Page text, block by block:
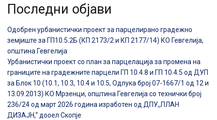
Последни објави
Одобрен урбанистички проект за парцелирано градежно
земјиште за ГП10.5.2Б (КП 2173/2 и КП 2177/14) КО Гевгелија,
општина Гевгелија
Урбанистички проект со план за парцелација за промена на
границите на градежните парцели ГП 10.4.8 и ГП 10.4.5 од ДУП
за Блок 10 (10.1, 10.3, 10.4 и 10.5, Одлука број 07-1667/1 од 12 и
13.09.2013) КО Мрзенци, општина Гевгелија со технички број
236/24 од март 2026 година изработен од ДПУ,,ПЛАН
ДИЗАЈН,“ дооел Скопје